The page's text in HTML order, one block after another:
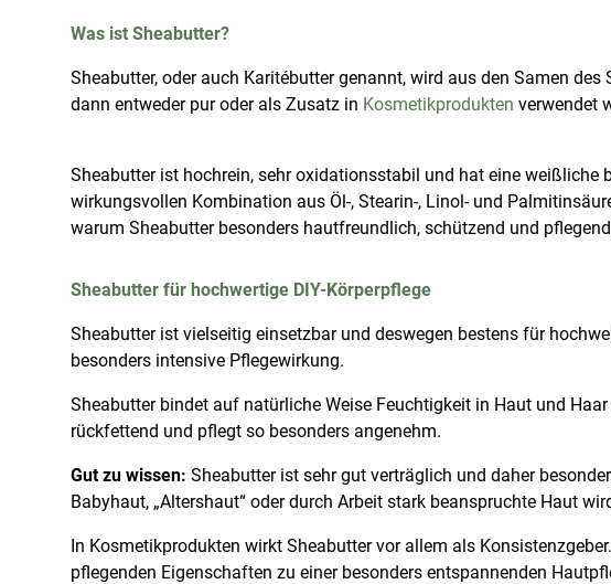
Was ist Sheabutter?
Sheabutter, oder auch Karitébutter genannt, wird aus den Samen
dann entweder pur oder als Zusatz in Kosmetikprodukten verwendet
Sheabutter ist hochrein, sehr oxidationsstabil und hat eine weißliche
wirkungsvollen Kombination aus Öl-, Stearin-, Linol- und
warum Sheabutter besonders hautfreundlich, schützend und
Sheabutter für hochwertige DIY-Körperpflege
Sheabutter ist vielseitig einsetzbar und deswegen bestens für
besonders intensive Pflegewirkung.
Sheabutter bindet auf natürliche Weise Feuchtigkeit in Haut und
rückfettend und pflegt so besonders angenehm.
Gut zu wissen: Sheabutter ist sehr gut verträglich und daher
Babyhaut, „Altershaut“ oder durch Arbeit stark beanspruchte Haut
In Kosmetikprodukten wirkt Sheabutter vor allem als
pflegenden Eigenschaften zu einer besonders entspannenden